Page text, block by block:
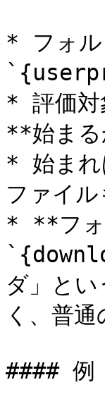
* フォ
* 評価対
**始まる
* 始まれ
ファイル
* **フォ
ダ」と
く、普
#### 例